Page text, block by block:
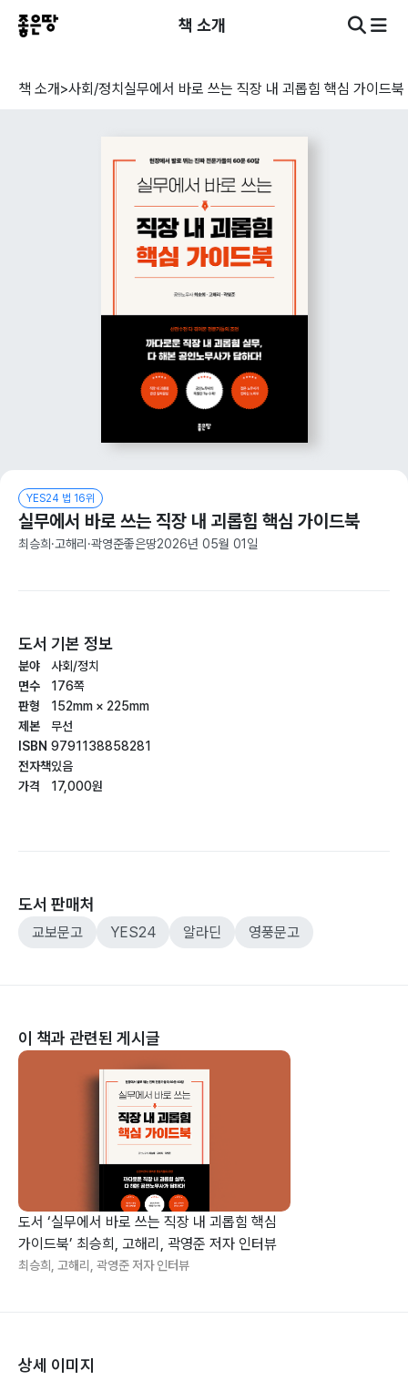
책 소개
책 소개>사회/정치 실무에서 바로 쓰는 직장 내 괴롭힘 핵심 가이드북
YES24 법 16위
실무에서 바로 쓰는 직장 내 괴롭힘 핵심 가이드북
최승희·고해리·곽영준좋은땅2026년 05월 01일
도서 기본 정보
분야
면수
판형
제본
ISBN
전자책
가격
사회/정치
176쪽
152mm × 225mm
무선
9791138858281
있음
17,000원
도서 판매처
교보문고 YES24 알라딘 영풍문고
이 책과 관련된 게시글
도서 ‘실무에서 바로 쓰는 직장 내 괴롭힘 핵심
가이드북’ 최승희, 고해리, 곽영준 저자 인터뷰
최승희, 고해리, 곽영준 저자 인터뷰
상세 이미지